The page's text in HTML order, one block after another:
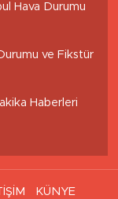
Hava Durumu
ve Fikstür
Haberleri
KÜNYE